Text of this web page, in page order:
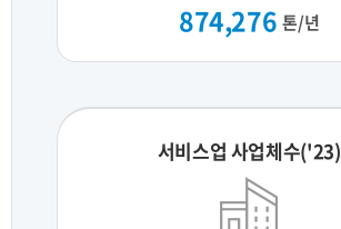
874,276 톤/년
서비스업 사업체수('23)